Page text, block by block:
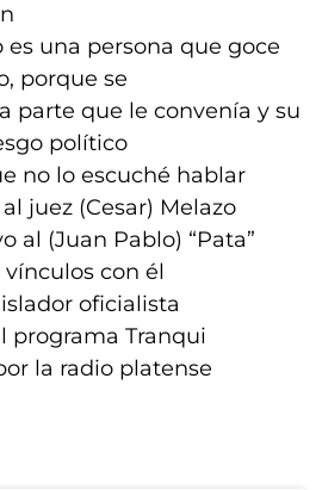
una persona que goce
porque se
parte que le convenía y su
político
no lo escuché hablar
juez (Cesar) Melazo
al (Juan Pablo) “Pata”
con él
oficialista
programa Tranqui
la radio platense